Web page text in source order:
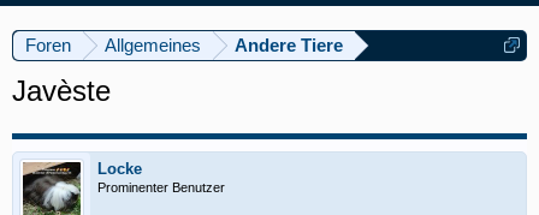
Foren Allgemeines Andere Tiere
Javèste
Locke
Prominenter Benutzer